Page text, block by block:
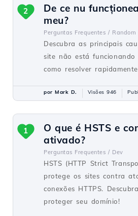
De ce nu
meu?
Perguntas Frequentes / Random
Descubra as principais
site não está funcionando
como resolver
2
por Mark D. Visões 946
O que é HSTS e
ativado?
Perguntas Frequentes / Dev
HSTS (HTTP Strict
protege os sites contra
conexões HTTPS.
proteger seu domínio!
1